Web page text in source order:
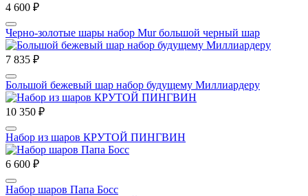
4 600 ₽
Черно-золотые шары набор Mur большой черный шар
7 835 ₽
Большой бежевый шар набор будущему Миллиардеру
10 350 ₽
Набор из шаров КРУТОЙ ПИНГВИН
6 600 ₽
Набор шаров Папа Босс